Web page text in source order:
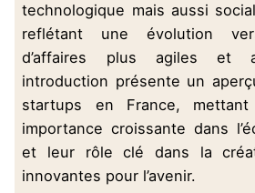
technologique mais aussi
reflétant une évolution
d’affaires plus agiles et
introduction présente un
startups en France,
importance croissante dans
et leur rôle clé dans la
innovantes pour l’avenir.